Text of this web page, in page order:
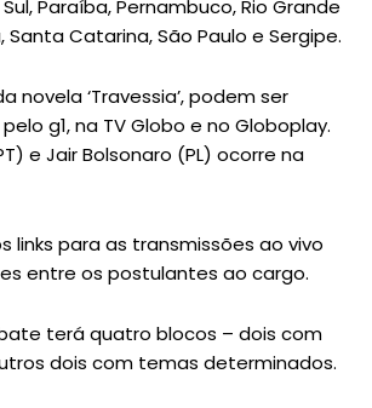
Paraíba, Pernambuco, Rio Grande
Santa Catarina, São Paulo e Sergipe.
novela ‘Travessia’, podem ser
g1, na TV Globo e no Globoplay.
e Jair Bolsonaro (PL) ocorre na
links para as transmissões ao vivo
entre os postulantes ao cargo.
terá quatro blocos – dois com
dois com temas determinados.